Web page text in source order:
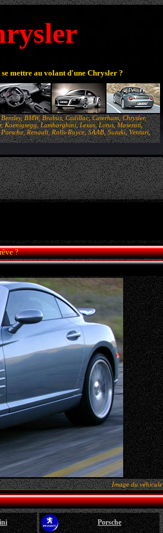
mettre au volant d'une Chrysler ?
BMW, Brabus, Cadillac, Caterham, Chrysler,
Koenigsegg, Lamborghini, Lexus, Lotus, Maserati,
Renault, Rolls-Royce, SAAB, Suzuki, Venturi,
?
Image du véhicule
Porsche